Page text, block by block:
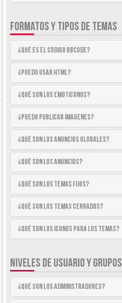
FORMATOS Y TIPOS DE TEMAS
¿Qué es el código BBCode?
¿Puedo usar HTML?
¿Qué son los emoticonos?
¿Puedo publicar imagenes?
¿Qué son los anuncios globales?
¿Qué son los anuncios?
¿Qué son los temas fijos?
¿Qué son los temas cerrados?
¿Qué son los iconos para los temas?
NIVELES DE USUARIO Y GRUPOS
¿Qué son los Administradores?